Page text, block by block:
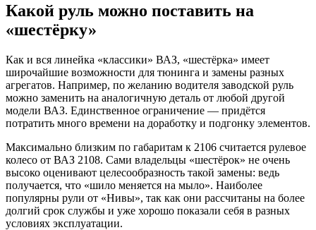
Какой руль можно поставить на
«шестёрку»
Как и вся линейка «классики» ВАЗ, «шестёрка» имеет
широчайшие возможности для тюнинга и замены разных
агрегатов. Например, по желанию водителя заводской руль
можно заменить на аналогичную деталь от любой другой
модели ВАЗ. Единственное ограничение — придётся
потратить много времени на доработку и подгонку элементов.
Максимально близким по габаритам к 2106 считается рулевое
колесо от ВАЗ 2108. Сами владельцы «шестёрок» не очень
высоко оценивают целесообразность такой замены: ведь
получается, что «шило меняется на мыло». Наиболее
популярны рули от «Нивы», так как они рассчитаны на более
долгий срок службы и уже хорошо показали себя в разных
условиях эксплуатации.